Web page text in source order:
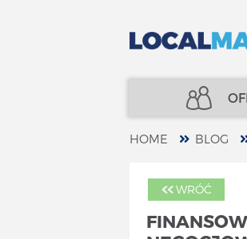
FINANSE
HOME BLOG
WRÓĆ